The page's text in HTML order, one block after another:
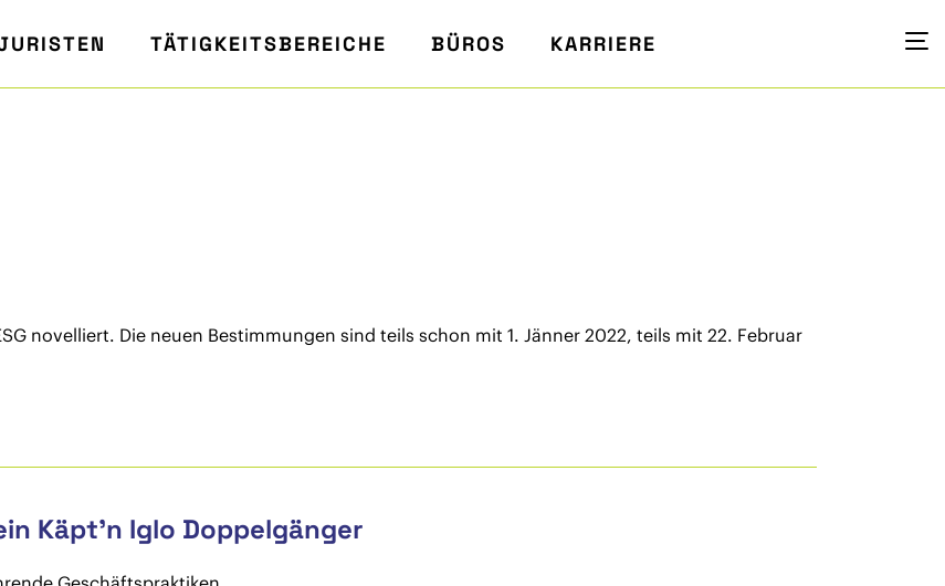
TÄTIGKEITSBEREICHE BÜROS KARRIERE
novelliert. Die neuen Bestimmungen sind teils schon mit 1. Jänner 2022, teils mit 22. Februar
Käpt’n Iglo Doppelgänger